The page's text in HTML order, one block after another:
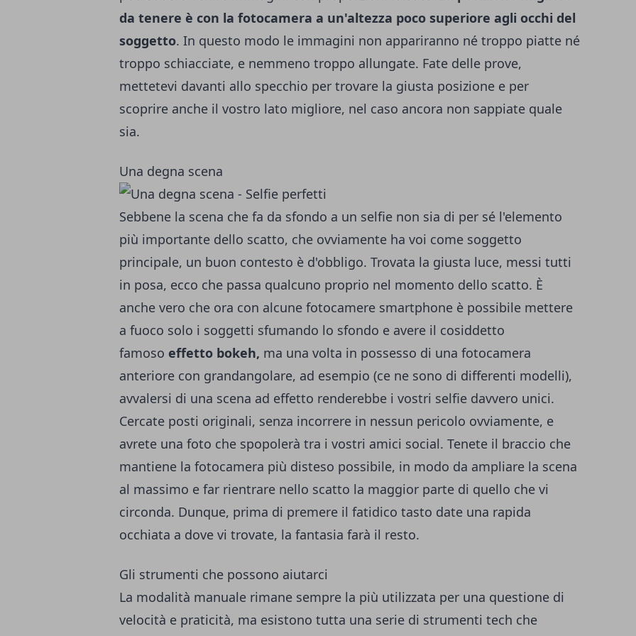
da tenere è con la fotocamera a un'altezza poco superiore agli occhi del
soggetto. In questo modo le immagini non appariranno né troppo piatte né
troppo schiacciate, e nemmeno troppo allungate. Fate delle prove,
mettetevi davanti allo specchio per trovare la giusta posizione e per
scoprire anche il vostro lato migliore, nel caso ancora non sappiate quale
sia.
Una degna scena
Sebbene la scena che fa da sfondo a un selfie non sia di per sé l'elemento
più importante dello scatto, che ovviamente ha voi come soggetto
principale, un buon contesto è d'obbligo. Trovata la giusta luce, messi tutti
in posa, ecco che passa qualcuno proprio nel momento dello scatto. È
anche vero che ora con alcune fotocamere smartphone è possibile mettere
a fuoco solo i soggetti sfumando lo sfondo e avere il cosiddetto
famoso effetto bokeh, ma una volta in possesso di una fotocamera
anteriore con grandangolare, ad esempio (ce ne sono di differenti modelli),
avvalersi di una scena ad effetto renderebbe i vostri selfie davvero unici.
Cercate posti originali, senza incorrere in nessun pericolo ovviamente, e
avrete una foto che spopolerà tra i vostri amici social. Tenete il braccio che
mantiene la fotocamera più disteso possibile, in modo da ampliare la scena
al massimo e far rientrare nello scatto la maggior parte di quello che vi
circonda. Dunque, prima di premere il fatidico tasto date una rapida
occhiata a dove vi trovate, la fantasia farà il resto.
Gli strumenti che possono aiutarci
La modalità manuale rimane sempre la più utilizzata per una questione di
velocità e praticità, ma esistono tutta una serie di strumenti tech che